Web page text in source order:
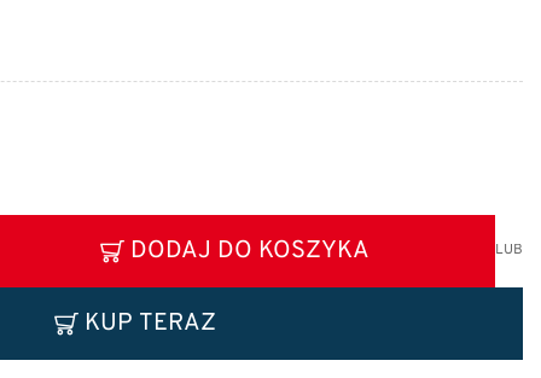
DODAJ DO KOSZYKA LUB
KUP TERAZ